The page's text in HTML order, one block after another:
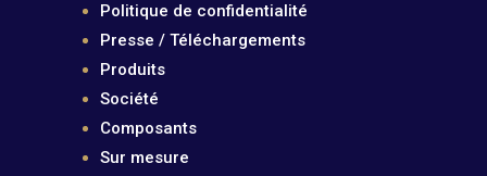
Politique de confidentialité
Presse / Téléchargements
Produits
Société
Composants
Sur mesure